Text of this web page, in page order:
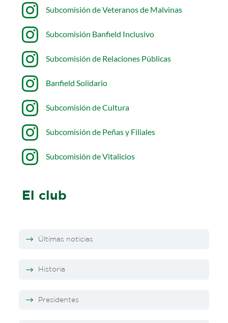
 Subcomisión de Veteranos de Malvinas
 Subcomisión Banfield Inclusivo
 Subcomisión de Relaciones Públicas
 Banfield Solidario
 Subcomisión de Cultura
 Subcomisión de Peñas y Filiales
 Subcomisión de Vitalicios
El club
Últimas noticias
Historia
Presidentes